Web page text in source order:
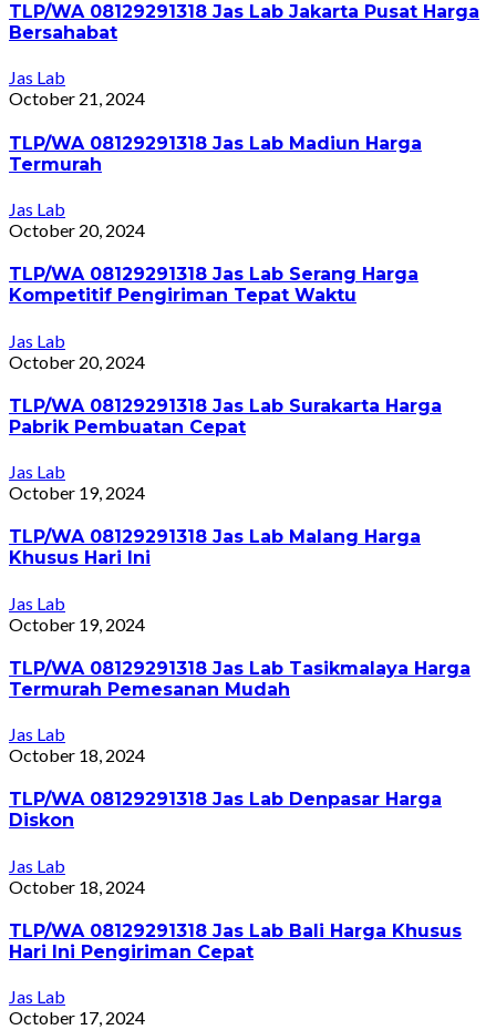
TLP/WA 08129291318 Jas Lab Jakarta Pusat Harga
Bersahabat
Jas Lab
October 21, 2024
TLP/WA 08129291318 Jas Lab Madiun Harga
Termurah
Jas Lab
October 20, 2024
TLP/WA 08129291318 Jas Lab Serang Harga
Kompetitif Pengiriman Tepat Waktu
Jas Lab
October 20, 2024
TLP/WA 08129291318 Jas Lab Surakarta Harga
Pabrik Pembuatan Cepat
Jas Lab
October 19, 2024
TLP/WA 08129291318 Jas Lab Malang Harga
Khusus Hari Ini
Jas Lab
October 19, 2024
TLP/WA 08129291318 Jas Lab Tasikmalaya Harga
Termurah Pemesanan Mudah
Jas Lab
October 18, 2024
TLP/WA 08129291318 Jas Lab Denpasar Harga
Diskon
Jas Lab
October 18, 2024
TLP/WA 08129291318 Jas Lab Bali Harga Khusus
Hari Ini Pengiriman Cepat
Jas Lab
October 17, 2024